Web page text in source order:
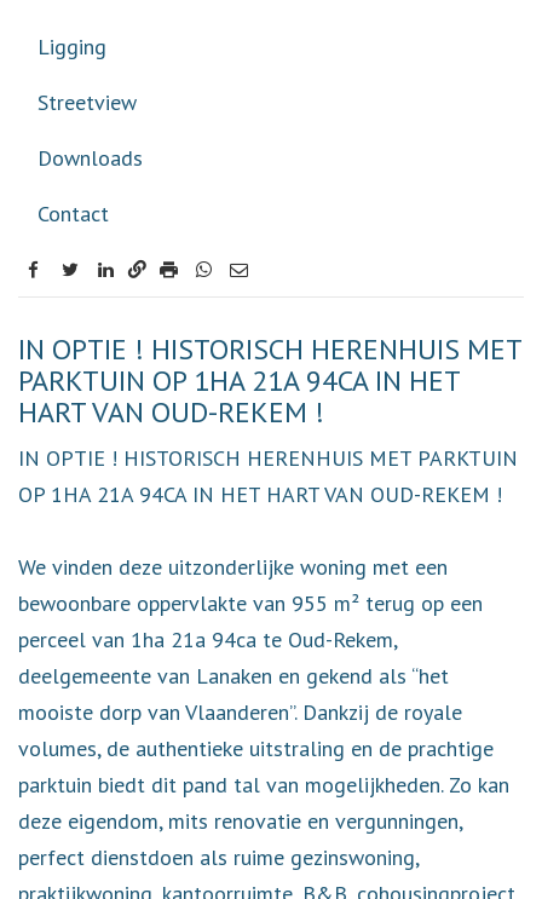
Ligging
Streetview
Downloads
Contact
facebook
twitterlinkedin
Omschrijving
IN OPTIE ! HISTORISCH HERENHUIS MET
PARKTUIN OP 1HA 21A 94CA IN HET
HART VAN OUD-REKEM !
IN OPTIE ! HISTORISCH HERENHUIS MET PARKTUIN
OP 1HA 21A 94CA IN HET HART VAN OUD-REKEM !
We vinden deze uitzonderlijke woning met een
bewoonbare oppervlakte van 955 m² terug op een
perceel van 1ha 21a 94ca te Oud-Rekem,
deelgemeente van Lanaken en gekend als “het
mooiste dorp van Vlaanderen”. Dankzij de royale
volumes, de authentieke uitstraling en de prachtige
parktuin biedt dit pand tal van mogelijkheden. Zo kan
deze eigendom, mits renovatie en vergunningen,
perfect dienstdoen als ruime gezinswoning,
praktijkwoning, kantoorruimte, B&B, cohousingproject